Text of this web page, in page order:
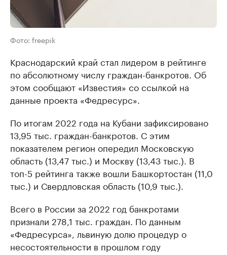
Фото: freepik
Краснодарский край стал лидером в рейтинге
по абсолютному числу граждан-банкротов. Об
этом сообщают «Известия» со ссылкой на
данные проекта «Федресурс».
По итогам 2022 года на Кубани зафиксировано
13,95 тыс. граждан-банкротов. С этим
показателем регион опередил Московскую
область (13,47 тыс.) и Москву (13,43 тыс.). В
топ-5 рейтинга также вошли Башкортостан (11,0
тыс.) и Свердловская область (10,9 тыс.).
Всего в России за 2022 год банкротами
признали 278,1 тыс. граждан. По данным
«Федресурса», львиную долю процедур о
несостоятельности в прошлом году